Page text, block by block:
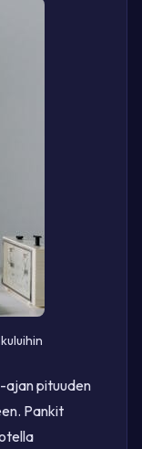
ajan pituuden
Pankit